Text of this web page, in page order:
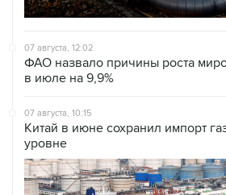
07 августа, 12:02
в июле на 9,9%
07 августа, 10:15
уровне